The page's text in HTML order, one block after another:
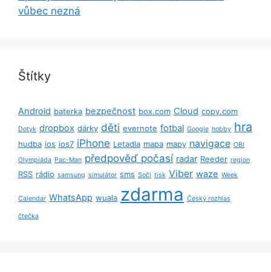
vůbec nezná
Štítky
Android baterka bezpečnost box.com Cloud copy.com
Dotyk dropbox dárky děti evernote fotbal Google hobby hra
hudba ios ios7 iPhone Letadla mapa mapy navigace OBI
Olympiáda Pac-Man předpověď počasí radar Reeder region
RSS rádio samsung simulátor sms Soči tisk Viber waze Week
Calendar WhatsApp wuala zdarma Český rozhlas
čtečka